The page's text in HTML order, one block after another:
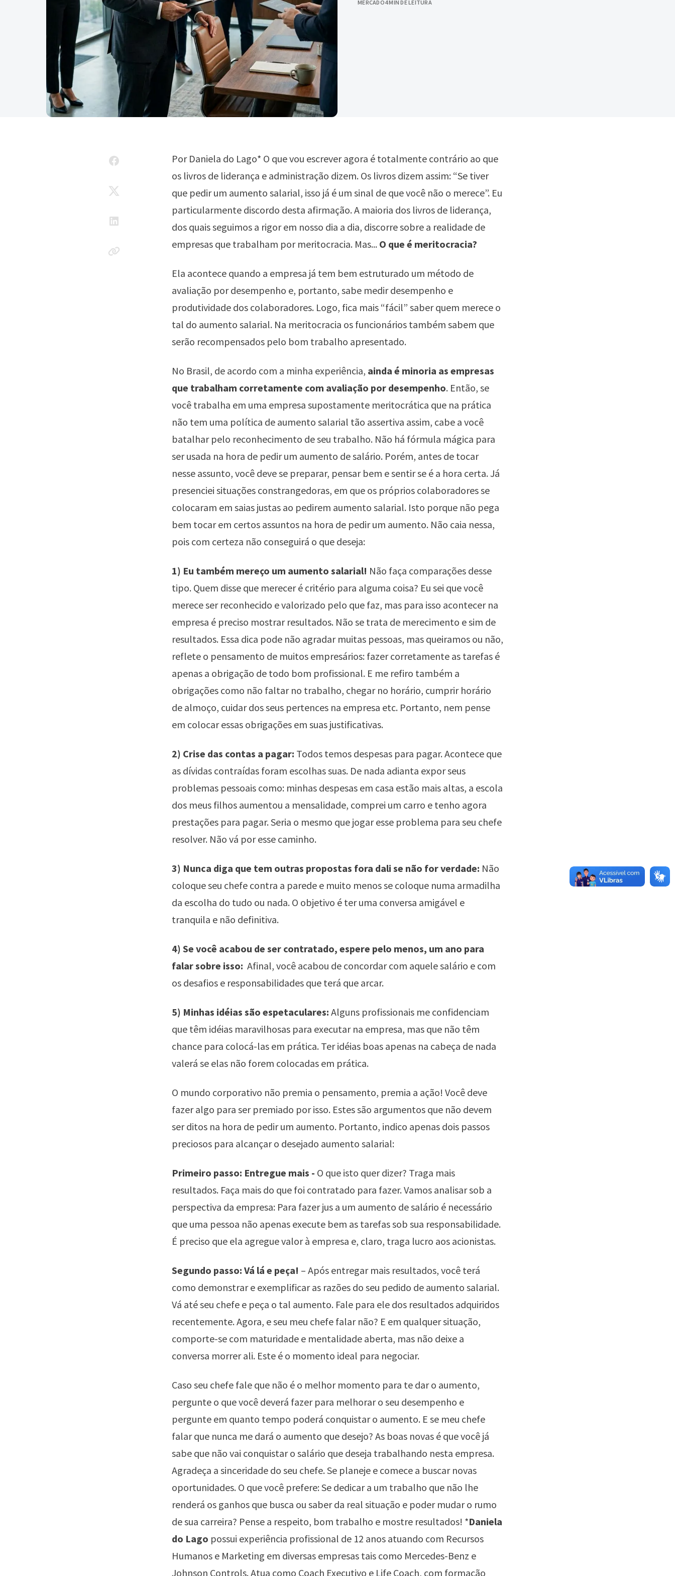
MERCADO4 MIN DE LEITURA
Por Daniela do Lago* O que vou escrever agora é totalmente contrário ao que
os livros de liderança e administração dizem. Os livros dizem assim: “Se tiver
que pedir um aumento salarial, isso já é um sinal de que você não o merece”. Eu
particularmente discordo desta afirmação. A maioria dos livros de liderança,
dos quais seguimos a rigor em nosso dia a dia, discorre sobre a realidade de
empresas que trabalham por meritocracia. Mas... O que é meritocracia?
Ela acontece quando a empresa já tem bem estruturado um método de
avaliação por desempenho e, portanto, sabe medir desempenho e
produtividade dos colaboradores. Logo, fica mais “fácil” saber quem merece o
tal do aumento salarial. Na meritocracia os funcionários também sabem que
serão recompensados pelo bom trabalho apresentado.
No Brasil, de acordo com a minha experiência, ainda é minoria as empresas
que trabalham corretamente com avaliação por desempenho. Então, se
você trabalha em uma empresa supostamente meritocrática que na prática
não tem uma política de aumento salarial tão assertiva assim, cabe a você
batalhar pelo reconhecimento de seu trabalho. Não há fórmula mágica para
ser usada na hora de pedir um aumento de salário. Porém, antes de tocar
nesse assunto, você deve se preparar, pensar bem e sentir se é a hora certa. Já
presenciei situações constrangedoras, em que os próprios colaboradores se
colocaram em saias justas ao pedirem aumento salarial. Isto porque não pega
bem tocar em certos assuntos na hora de pedir um aumento. Não caia nessa,
pois com certeza não conseguirá o que deseja:
1) Eu também mereço um aumento salarial! Não faça comparações desse
tipo. Quem disse que merecer é critério para alguma coisa? Eu sei que você
merece ser reconhecido e valorizado pelo que faz, mas para isso acontecer na
empresa é preciso mostrar resultados. Não se trata de merecimento e sim de
resultados. Essa dica pode não agradar muitas pessoas, mas queiramos ou não,
reflete o pensamento de muitos empresários: fazer corretamente as tarefas é
apenas a obrigação de todo bom profissional. E me refiro também a
obrigações como não faltar no trabalho, chegar no horário, cumprir horário
de almoço, cuidar dos seus pertences na empresa etc. Portanto, nem pense
em colocar essas obrigações em suas justificativas.
2) Crise das contas a pagar: Todos temos despesas para pagar. Acontece que
as dívidas contraídas foram escolhas suas. De nada adianta expor seus
problemas pessoais como: minhas despesas em casa estão mais altas, a escola
dos meus filhos aumentou a mensalidade, comprei um carro e tenho agora
prestações para pagar. Seria o mesmo que jogar esse problema para seu chefe
resolver. Não vá por esse caminho.
3) Nunca diga que tem outras propostas fora dali se não for verdade: Não
coloque seu chefe contra a parede e muito menos se coloque numa armadilha
da escolha do tudo ou nada. O objetivo é ter uma conversa amigável e
tranquila e não definitiva.
4) Se você acabou de ser contratado, espere pelo menos, um ano para
falar sobre isso: Afinal, você acabou de concordar com aquele salário e com
os desafios e responsabilidades que terá que arcar.
5) Minhas idéias são espetaculares: Alguns profissionais me confidenciam
que têm idéias maravilhosas para executar na empresa, mas que não têm
chance para colocá-las em prática. Ter idéias boas apenas na cabeça de nada
valerá se elas não forem colocadas em prática.
O mundo corporativo não premia o pensamento, premia a ação! Você deve
fazer algo para ser premiado por isso. Estes são argumentos que não devem
ser ditos na hora de pedir um aumento. Portanto, indico apenas dois passos
preciosos para alcançar o desejado aumento salarial:
Primeiro passo: Entregue mais - O que isto quer dizer? Traga mais
resultados. Faça mais do que foi contratado para fazer. Vamos analisar sob a
perspectiva da empresa: Para fazer jus a um aumento de salário é necessário
que uma pessoa não apenas execute bem as tarefas sob sua responsabilidade.
É preciso que ela agregue valor à empresa e, claro, traga lucro aos acionistas.
Segundo passo: Vá lá e peça! – Após entregar mais resultados, você terá
como demonstrar e exemplificar as razões do seu pedido de aumento salarial.
Vá até seu chefe e peça o tal aumento. Fale para ele dos resultados adquiridos
recentemente. Agora, e seu meu chefe falar não? E em qualquer situação,
comporte-se com maturidade e mentalidade aberta, mas não deixe a
conversa morrer ali. Este é o momento ideal para negociar.
Caso seu chefe fale que não é o melhor momento para te dar o aumento,
pergunte o que você deverá fazer para melhorar o seu desempenho e
pergunte em quanto tempo poderá conquistar o aumento. E se meu chefe
falar que nunca me dará o aumento que desejo? As boas novas é que você já
sabe que não vai conquistar o salário que deseja trabalhando nesta empresa.
Agradeça a sinceridade do seu chefe. Se planeje e comece a buscar novas
oportunidades. O que você prefere: Se dedicar a um trabalho que não lhe
renderá os ganhos que busca ou saber da real situação e poder mudar o rumo
de sua carreira? Pense a respeito, bom trabalho e mostre resultados! *Daniela
do Lago possui experiência profissional de 12 anos atuando com Recursos
Humanos e Marketing em diversas empresas tais como Mercedes-Benz e
Johnson Controls. Atua como Coach Executivo e Life Coach, com formação